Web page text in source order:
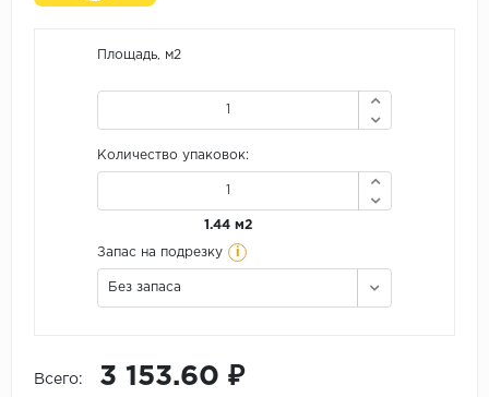
Площадь, м2
Количество упаковок:
1.44 м2
Запас на подрезку i
Без запаса
Всего: 3 153.60 ₽